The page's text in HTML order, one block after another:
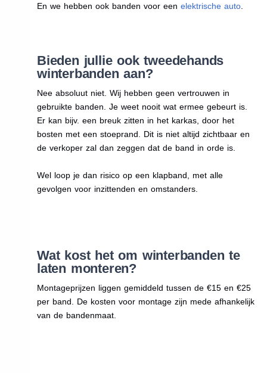
En we hebben ook banden voor een elektrische auto.
Bieden jullie ook tweedehands
winterbanden aan?
Nee absoluut niet. Wij hebben geen vertrouwen in
gebruikte banden. Je weet nooit wat ermee gebeurt is.
Er kan bijv. een breuk zitten in het karkas, door het
bosten met een stoeprand. Dit is niet altijd zichtbaar en
de verkoper zal dan zeggen dat de band in orde is.
Wel loop je dan risico op een klapband, met alle
gevolgen voor inzittenden en omstanders.
Wat kost het om winterbanden te
laten monteren?
Montageprijzen liggen gemiddeld tussen de €15 en €25
per band. De kosten voor montage zijn mede afhankelijk
van de bandenmaat.